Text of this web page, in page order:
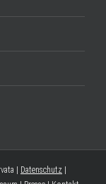
| Datenschutz